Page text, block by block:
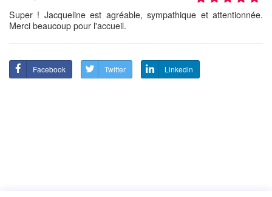
Super ! Jacqueline est agréable, sympathique et attentionnée.
Merci beaucoup pour l'accueil.
Facebook Twitter Linkedin